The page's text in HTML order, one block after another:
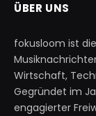
ÜBER UNS
fokusloom ist
Wirtschaft,
Gegründet im
engagierter